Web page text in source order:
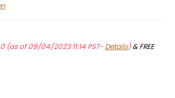
(as of 09/04/2023 11:14 PST- Details)&FREE